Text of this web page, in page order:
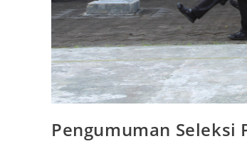
Pengumuman Seleksi